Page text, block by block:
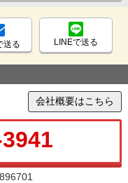
送る LINEで送る
会社概要はこちら